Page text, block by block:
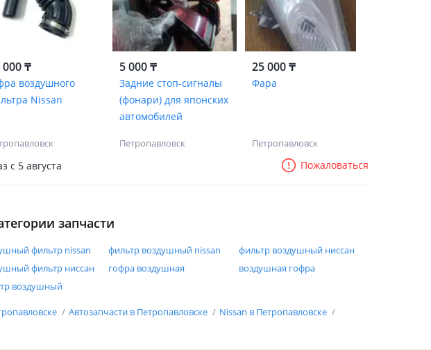
000 ₸
воздушного
Nissan
5 000 ₸
Задние стоп-сигналы
(фонари) для японских
автомобилей
Петропавловск
25 000 ₸
Фара
Петропавловск
c 5 августа Пожаловаться
запчасти
фильтр nissan фильтр воздушный nissan
фильтр воздушный ниссан
фильтр ниссан гофра воздушная
воздушная гофра
воздушный
Автозапчасти в Петропавловске
Nissan в Петропавловске